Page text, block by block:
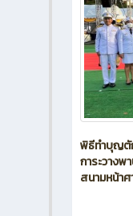
พิธีทำบุญตั
การะวาง
สนามหน้า